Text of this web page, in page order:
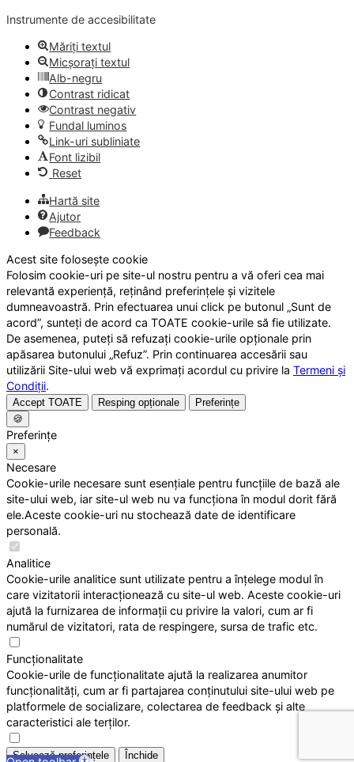
Instrumente de accesibilitate
Măriți textul
Micșorați textul
Alb-negru
Contrast ridicat
Contrast negativ
Fundal luminos
Link-uri subliniate
Font lizibil
Reset
Hartă site
Ajutor
Feedback
Acest site folosește cookie
Folosim cookie-uri pe site-ul nostru pentru a vă oferi cea mai
relevantă experiență, reținând preferințele și vizitele
dumneavoastră. Prin efectuarea unui click pe butonul „Sunt de
acord”, sunteți de acord ca TOATE cookie-urile să fie utilizate.
De asemenea, puteți să refuzați cookie-urile opționale prin
apăsarea butonului „Refuz”. Prin continuarea accesării sau
utilizării Site-ului web vă exprimați acordul cu privire la Termeni și
Condiții.
Accept TOATE Resping opționale
Preferințe
🍪
Preferințe
×
Necesare
Cookie-urile necesare sunt esențiale pentru funcțiile de bază ale
site-ului web, iar site-ul web nu va funcționa în modul dorit fără
ele.Aceste cookie-uri nu stochează date de identificare
personală.
Analitice
Cookie-urile analitice sunt utilizate pentru a înțelege modul în
care vizitatorii interacționează cu site-ul web. Aceste cookie-uri
ajută la furnizarea de informații cu privire la valori, cum ar fi
numărul de vizitatori, rata de respingere, sursa de trafic etc.
Funcționalitate
Cookie-urile de funcționalitate ajută la realizarea anumitor
funcționalități, cum ar fi partajarea conținutului site-ului web pe
platformele de socializare, colectarea de feedback și alte
caracteristici ale terților.
Salvează preferințele Închide